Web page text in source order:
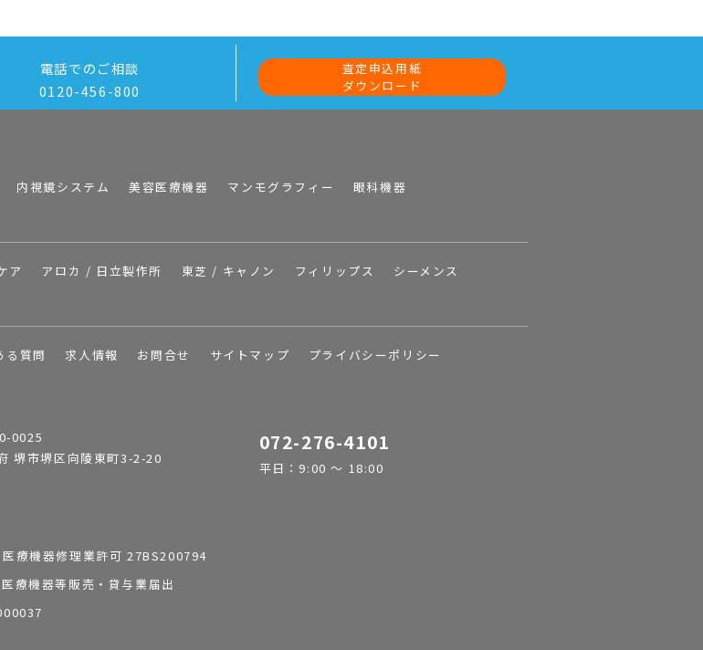
電話でのご相談
0120-456-800
査定申込用紙
ダウンロード
内視鏡システム 美容医療機器 マンモグラフィー
眼科機器
ア アロカ / 日立製作所 東芝 / キャノン フィリップス
シーメンス
る質問 求人情報 お問合せ サイトマップ プライバシーポリシー
0025
堺市堺区向陵東町3-2-20
072-276-4101
平日：9:00 ～ 18:00
療機器修理業許可 27BS200794
機器等販売・貸与業届出